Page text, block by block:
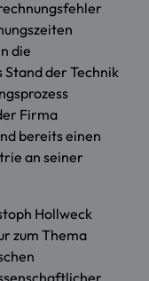
die
Stand der Technik
Firma
bereits einen
an seiner
Hollweck
zum Thema